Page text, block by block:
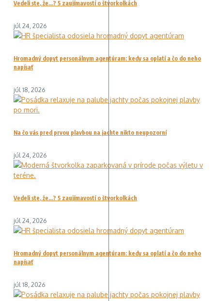
Vedeli ste, že…? 5 zaujímavostí o štvorkolkách
júl 24, 2026
Hromadný dopyt personálnym agentúram: kedy sa oplatí a čo do neho
napísať
júl 18, 2026
Na čo vás pred prvou plavbou na jachte nikto neupozorní
júl 24, 2026
Vedeli ste, že…? 5 zaujímavostí o štvorkolkách
júl 24, 2026
Hromadný dopyt personálnym agentúram: kedy sa oplatí a čo do neho
napísať
júl 18, 2026